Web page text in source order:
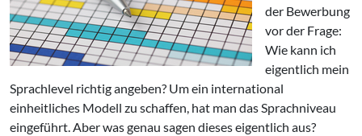
der Bewerbung
vor der Frage:
Wie kann ich
eigentlich mein
Sprachlevel richtig angeben? Um ein international
einheitliches Modell zu schaffen, hat man das Sprachniveau
eingeführt. Aber was genau sagen dieses eigentlich aus?